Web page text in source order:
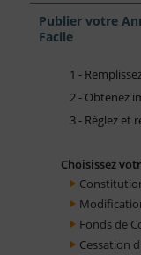
Publier votre
Facile
1 -
2 - Obtenez
3 - Réglez et
Choisissez
Fonds de
Cessation